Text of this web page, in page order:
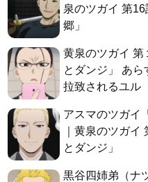
泉のツガイ 第
郷」
黄泉のツガイ 第
とダンジ」 あら
拉致されるユル
アスマのツガイ
｜黄泉のツガイ
とダンジ」
黒谷四姉弟（ナ